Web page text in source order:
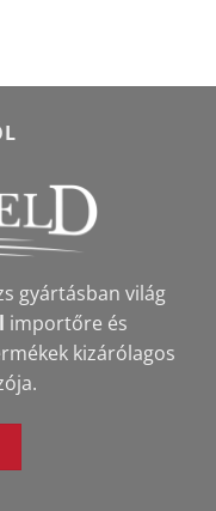
gyártásban világ
importőre és
kizárólagos